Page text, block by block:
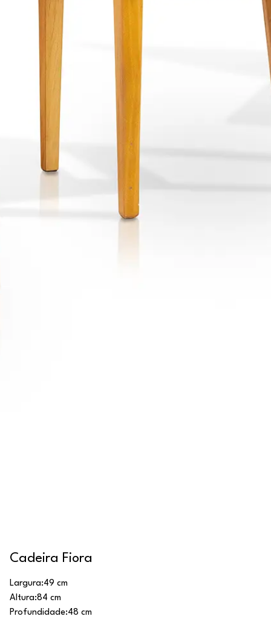
Cadeira Fiora
Largura:49 cm
Altura:84 cm
Profundidade:48 cm